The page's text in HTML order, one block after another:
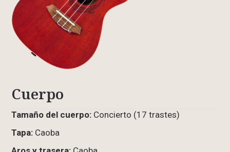
Cuerpo
Tamaño del cuerpo: Concierto (17 trastes)
Tapa: Caoba